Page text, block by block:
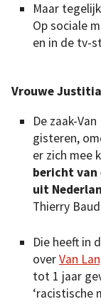
Maar tegelijk
Op sociale
en in de tv-
Vrouwe
De zaak-
gisteren,
er zich mee
bericht van
uit
Thierry
Die heeft in
overVan
tot 1 jaar
‘racistische